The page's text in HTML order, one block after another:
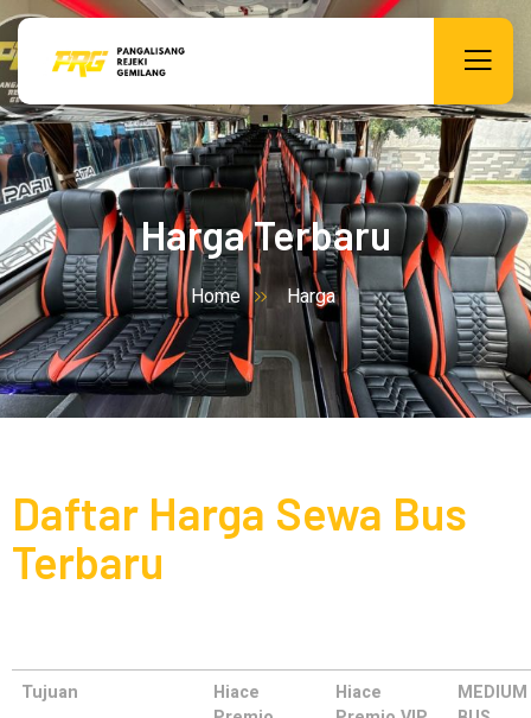
Harga Terbaru
Home Harga
Daftar Harga Sewa Bus
Terbaru
Tujuan
Hiace
Hiace
MEDIUM